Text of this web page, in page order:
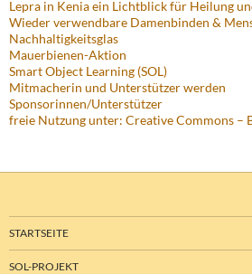
Lepra in Kenia ein Lichtblick für Heilung
Wieder verwendbare Damenbinden &
Nachhaltigkeitsglas
Mauerbienen-Aktion
Smart Object Learning (SOL)
Mitmacherin und Unterstützer werden
Sponsorinnen/Unterstützer
freie Nutzung unter: Creative Commons –
STARTSEITE
SOL-PROJEKT